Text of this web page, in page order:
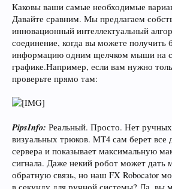
Каковы ваши самые необходимые
Давайте сравним. Мы предлагаем
инновационный интеллектуальный
соединение, когда вы можете получить
информацию одним щелчком мыши на
графике.Например, если вам нужно
проверьте прямо там:
PipsInfo: Реальный. Просто. Нет
визуальных трюков. MT4 сам берет все
сервера и показывает максимальную
сигнала. Даже некий робот может дать
обратную связь, но наш FX Robocator